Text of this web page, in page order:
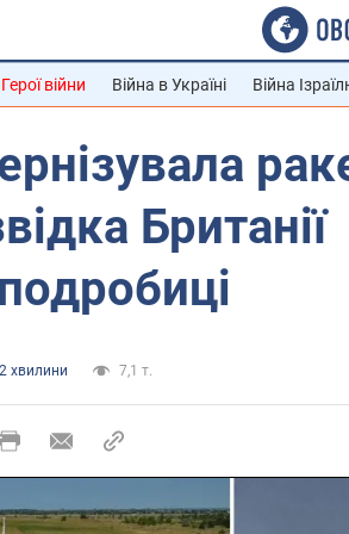
Герої війни Війна в Україні Війна
Британії
2 хвилини 7,1 т.